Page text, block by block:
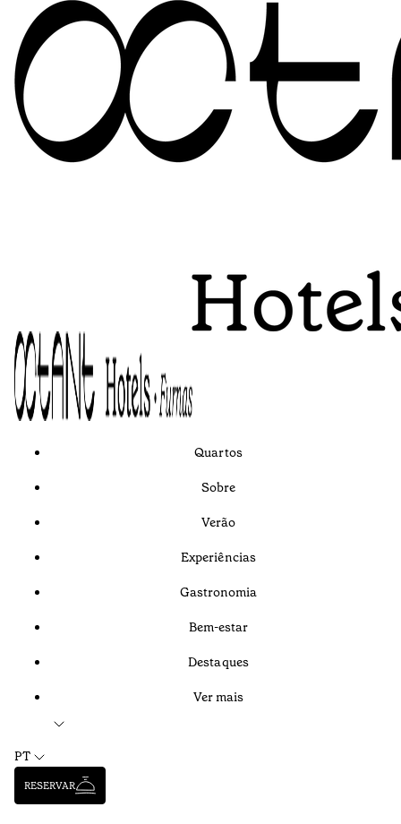
Quartos
Sobre
Verão
Experiências
Gastronomia
Bem-estar
Destaques
Ver mais
PT
RESERVAR